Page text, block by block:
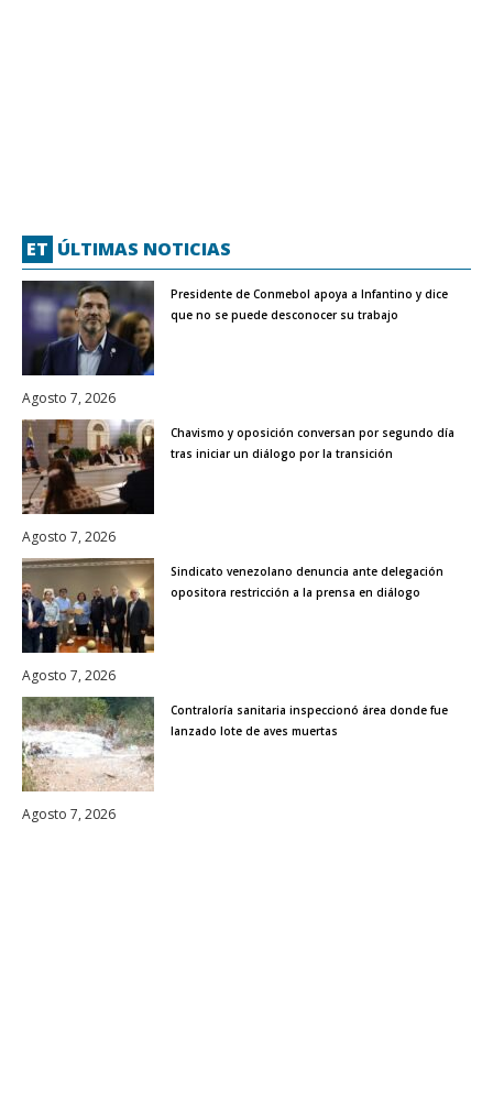
ET ÚLTIMAS NOTICIAS
Presidente de Conmebol apoya a Infantino y dice
que no se puede desconocer su trabajo
Agosto 7, 2026
Chavismo y oposición conversan por segundo día
tras iniciar un diálogo por la transición
Agosto 7, 2026
Sindicato venezolano denuncia ante delegación
opositora restricción a la prensa en diálogo
Agosto 7, 2026
Contraloría sanitaria inspeccionó área donde fue
lanzado lote de aves muertas
Agosto 7, 2026